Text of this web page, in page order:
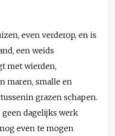
even verderop, en is
een weids
met wierden,
maren, smalle en
grazen schapen.
geen dagelijks werk
even te mogen